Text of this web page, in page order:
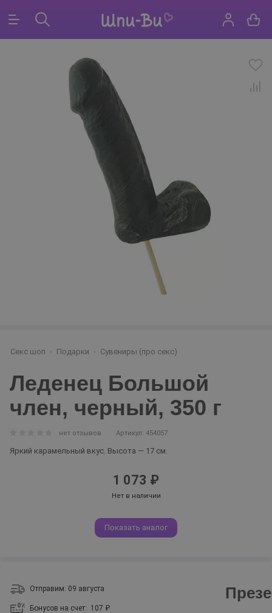
Секс шоп Подарки Сувениры (про секс)
Леденец Большой
член, черный, 350 г
нет отзывов Артикул: 454057
Яркий карамельный вкус. Высота — 17 см.
1 073 ₽
Нет в наличии
Показать аналог
Отправим: 09 августа
Бонусов на счет: 107 ₽